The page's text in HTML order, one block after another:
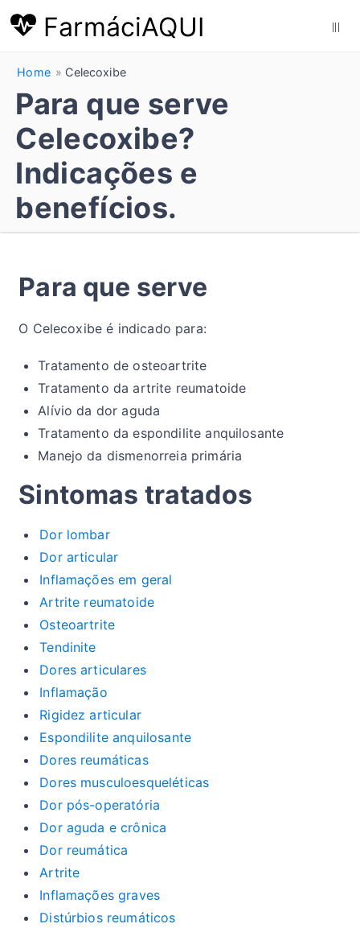
FarmáciAQUI
Home Celecoxibe
Para que serve
Celecoxibe?
Indicações e
benefícios.
Para que serve
O Celecoxibe é indicado para:
Tratamento de osteoartrite
Tratamento da artrite reumatoide
Alívio da dor aguda
Tratamento da espondilite anquilosante
Manejo da dismenorreia primária
Sintomas tratados
Dor lombar
Dor articular
Inflamações em geral
Artrite reumatoide
Osteoartrite
Tendinite
Dores articulares
Inflamação
Rigidez articular
Espondilite anquilosante
Dores reumáticas
Dores musculoesqueléticas
Dor pós-operatória
Dor aguda e crônica
Dor reumática
Artrite
Inflamações graves
Distúrbios reumáticos